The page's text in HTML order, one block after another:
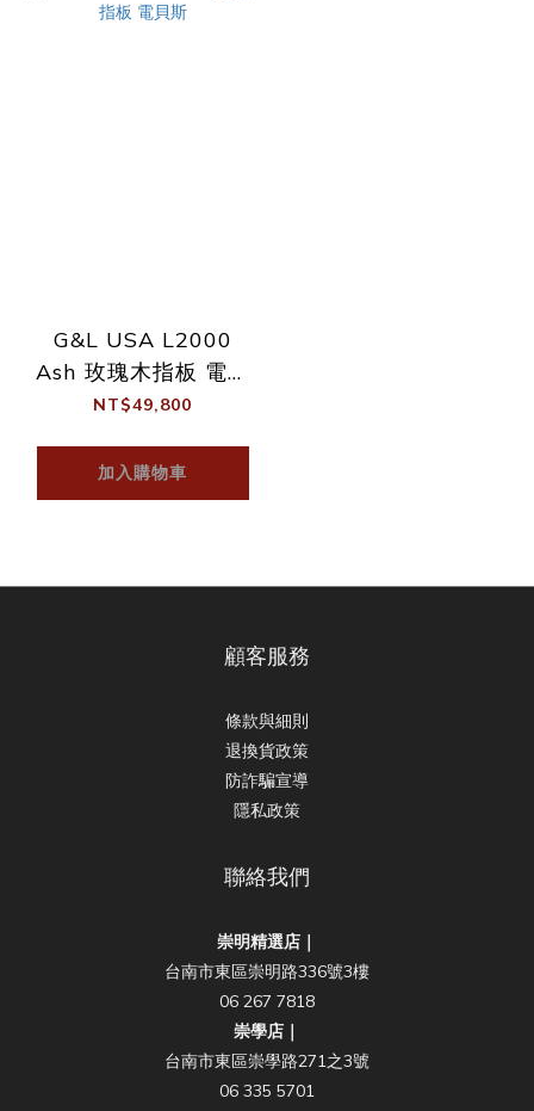
G&L USA L2000
Ash 玫瑰木指板 電貝
斯
NT$49,800
加入購物車
顧客服務
條款與細則
退換貨政策
防詐騙宣導
隱私政策
聯絡我們
崇明精選店｜
台南市東區崇明路336號3樓
06 267 7818
崇學店｜
台南市東區崇學路271之3號
06 335 5701